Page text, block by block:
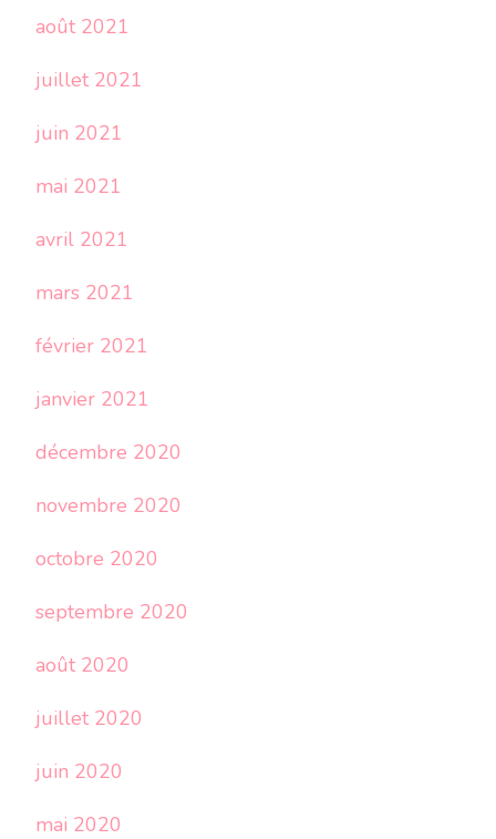
août 2021
juillet 2021
juin 2021
mai 2021
avril 2021
mars 2021
février 2021
janvier 2021
décembre 2020
novembre 2020
octobre 2020
septembre 2020
août 2020
juillet 2020
juin 2020
mai 2020